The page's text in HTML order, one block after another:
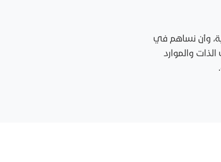
وأن نساهم في
والموارد